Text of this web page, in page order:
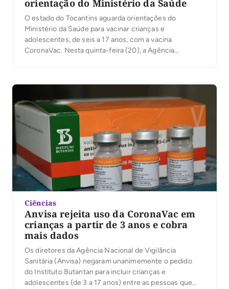
orientação do Ministério da Saúde
O estado do Tocantins aguarda orientações do
Ministério da Saúde para vacinar crianças e
adolescentes, de seis a 17 anos, com a vacina
CoronaVac. Nesta quinta-feira (20), a Agência
crianças e adolescentes nessa faixa etária, incluindo
Ciências
Anvisa rejeita uso da CoronaVac em
crianças a partir de 3 anos e cobra
mais dados
Os diretores da Agência Nacional de Vigilância
Sanitária (Anvisa) negaram unanimemente o pedido
do Instituto Butantan para incluir crianças e
adolescentes (de 3 a 17 anos) entre as pessoas que